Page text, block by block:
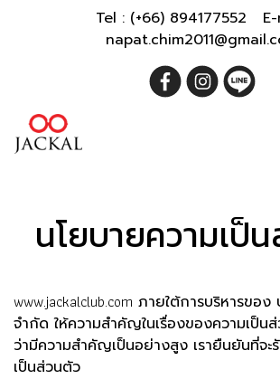
Tel : (+66) 894177552 E-
นโยบายความเป็
www.jackalclub.com ภายใต้การบริหารขอ
จำกัด ให้ความสำคัญในเรื่องของความเป็น
ว่ามีความสำคัญเป็นอย่างสูง เรายืนยันที่จะ
เป็นส่วนตัว